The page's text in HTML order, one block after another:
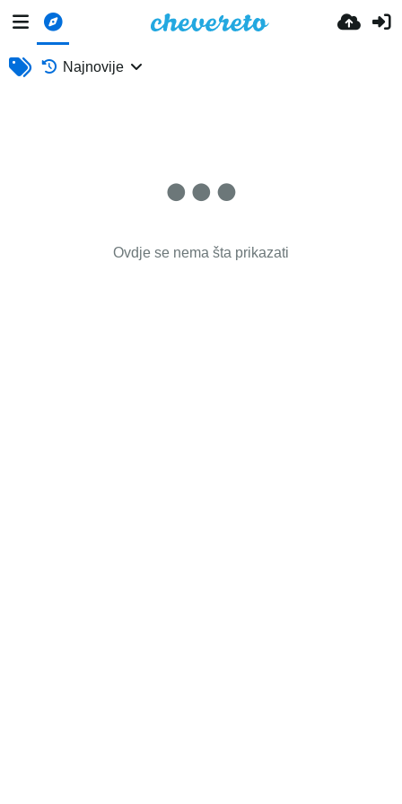
Najnovije
Ovdje se nema šta prikazati